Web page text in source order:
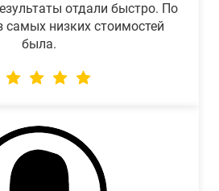
отдали быстро. По
самых низких стоимостей
была.